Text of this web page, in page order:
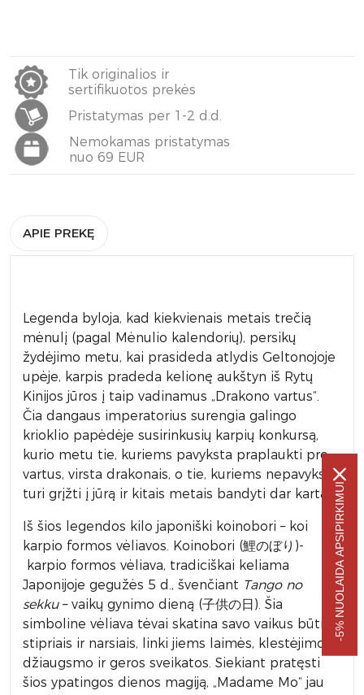
Tik originalios ir
sertifikuotos prekės
Pristatymas per 1-2 d.d.
Nemokamas pristatymas
nuo 69 EUR
APIE PREKĘ
Legenda byloja, kad kiekvienais metais trečią
mėnulį (pagal Mėnulio kalendorių), persikų
žydėjimo metu, kai prasideda atlydis Geltonojoje
upėje, karpis pradeda kelionę aukštyn iš Rytų
Kinijos jūros į taip vadinamus „Drakono vartus“.
Čia dangaus imperatorius surengia galingo
krioklio papėdėje susirinkusių karpių konkursą,
kurio metu tie, kuriems pavyksta praplaukti pro
vartus, virsta drakonais, o tie, kuriems nepavyksta,
turi grįžti į jūrą ir kitais metais bandyti dar kartą.
Iš šios legendos kilo japoniški koinobori – koi
karpio formos vėliavos. Koinobori (鯉のぼり)-
karpio formos vėliava, tradiciškai keliama
Japonijoje gegužės 5 d., švenčiant Tango no
sekku– vaikų gynimo dieną (子供の日). Šia
simboline vėliava tėvai skatina savo vaikus būti
stipriais ir narsiais, linki jiems laimės, klestėjimo,
džiaugsmo ir geros sveikatos. Siekiant pratęsti
šios ypatingos dienos magiją, „Madame Mo“ jau
-5% NUOLAIDA APSIPIRKIMUI